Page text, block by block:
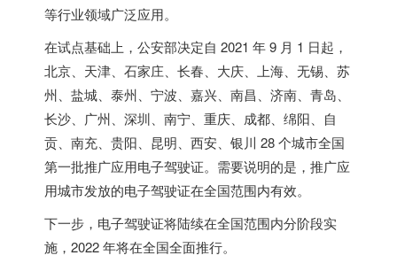
等行业领域广泛应用。
在试点基础上，公安部决定自 2021 年 9 月 1 日起，
北京、天津、石家庄、长春、大庆、上海、无锡、苏
州、盐城、泰州、宁波、嘉兴、南昌、济南、青岛、
长沙、广州、深圳、南宁、重庆、成都、绵阳、自
贡、南充、贵阳、昆明、西安、银川 28 个城市全国
第一批推广应用电子驾驶证。需要说明的是， 推广应
用城市发放的电子驾驶证在全国范围内有效。
下一步，电子驾驶证将陆续在全国范围内分阶段实
施，2022 年将在全国全面推行。